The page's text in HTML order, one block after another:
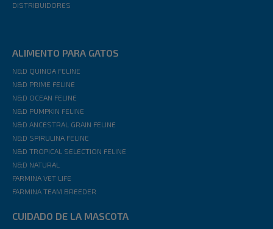
DISTRIBUIDORES
ALIMENTO PARA GATOS
N&D QUINOA FELINE
N&D PRIME FELINE
N&D OCEAN FELINE
N&D PUMPKIN FELINE
N&D ANCESTRAL GRAIN FELINE
N&D SPIRULINA FELINE
N&D TROPICAL SELECTION FELINE
N&D NATURAL
FARMINA VET LIFE
FARMINA TEAM BREEDER
CUIDADO DE LA MASCOTA